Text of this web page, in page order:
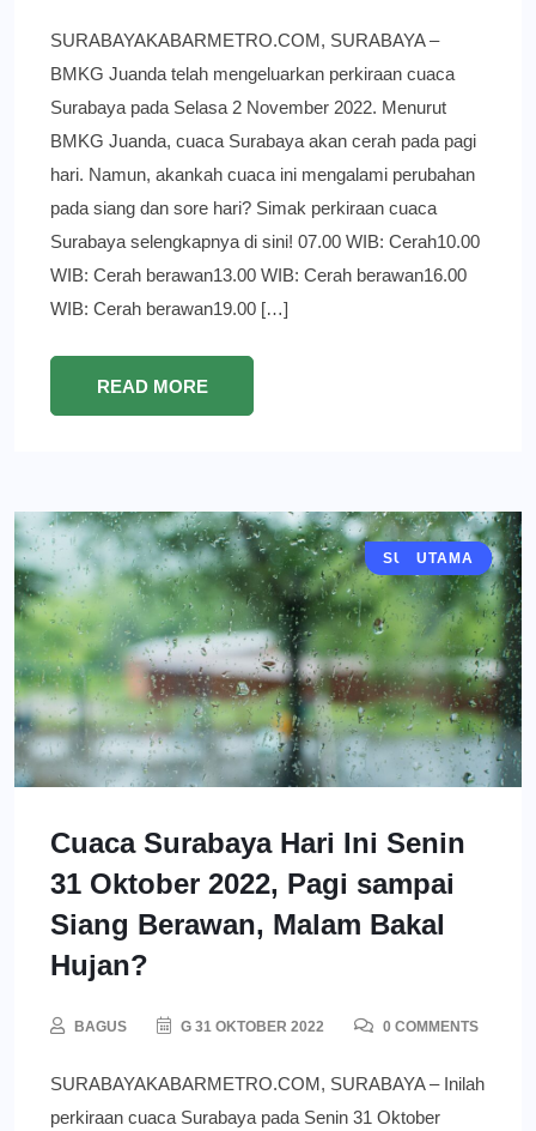
SURABAYAKABARMETRO.COM, SURABAYA –
BMKG Juanda telah mengeluarkan perkiraan cuaca
Surabaya pada Selasa 2 November 2022. Menurut
BMKG Juanda, cuaca Surabaya akan cerah pada pagi
hari. Namun, akankah cuaca ini mengalami perubahan
pada siang dan sore hari? Simak perkiraan cuaca
Surabaya selengkapnya di sini! 07.00 WIB: Cerah10.00
WIB: Cerah berawan13.00 WIB: Cerah berawan16.00
WIB: Cerah berawan19.00 […]
READ MORE
BERITA
SURABAYA
UTAMA
Cuaca Surabaya Hari Ini Senin
31 Oktober 2022, Pagi sampai
Siang Berawan, Malam Bakal
Hujan?
BAGUS G 31 OKTOBER 2022 0 COMMENTS
SURABAYAKABARMETRO.COM, SURABAYA – Inilah
perkiraan cuaca Surabaya pada Senin 31 Oktober